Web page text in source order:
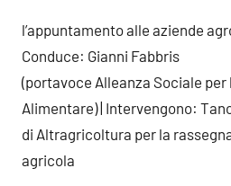
l’appuntamento alle aziende
Conduce: Gianni Fabbris
(portavoce Alleanza Sociale per
Alimentare) | Intervengono:
di Altragricoltura per la
agricola